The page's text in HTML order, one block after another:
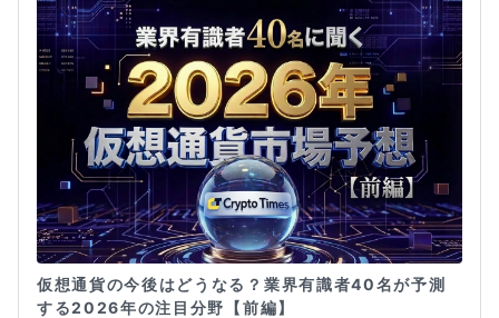
仮想通貨の今後はどうなる？業界有識者40名が予測
する2026年の注目分野【前編】